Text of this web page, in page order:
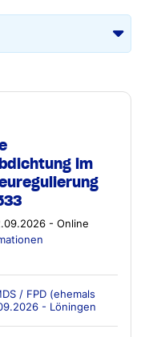
im
- Online
/ FPD (ehemals
- Löningen